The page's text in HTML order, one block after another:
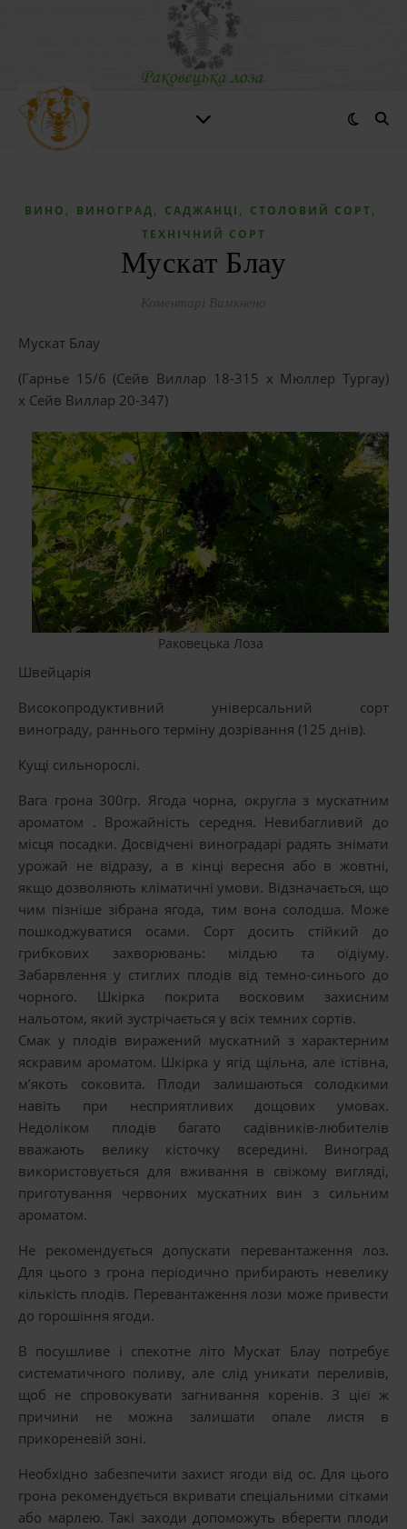
ВИНО , ВИНОГРАД, САДЖАНЦІ , СТОЛОВИЙ СОРТ,
ТЕХНІЧНИЙ СОРТ
Мускат Блау
Коментарі Вимкнено
Мускат Блау
(Гарнье 15/6 (Сейв Виллар 18-315 x Мюллер Тургау)
x Сейв Виллар 20-347)
Раковецька Лоза
Швейцарія
Високопродуктивний універсальний сорт
винограду, раннього терміну дозрівання (125 днів).
Кущі сильнорослі.
Вага грона 300гр. Ягода чорна, округла з мускатним
ароматом . Врожайність середня. Невибагливий до
місця посадки. Досвідчені виноградарі радять знімати
урожай не відразу, а в кінці вересня або в жовтні,
якщо дозволяють кліматичні умови. Відзначається, що
чим пізніше зібрана ягода, тим вона солодша. Може
пошкоджуватися осами. Сорт досить стійкий до
грибкових захворювань: мілдью та оїдіуму.
Забарвлення у стиглих плодів від темно-синього до
чорного. Шкірка покрита восковим захисним
нальотом, який зустрічається у всіх темних сортів.
Смак у плодів виражений мускатний з характерним
яскравим ароматом. Шкірка у ягід щільна, але їстівна,
м’якоть соковита. Плоди залишаються солодкими
навіть при несприятливих дощових умовах.
Недоліком плодів багато садівників-любителів
вважають велику кісточку всередині. Виноград
використовується для вживання в свіжому вигляді,
приготування червоних мускатних вин з сильним
ароматом.
Не рекомендується допускати перевантаження лоз.
Для цього з грона періодично прибирають невелику
кількість плодів. Перевантаження лози може привести
до горошіння ягоди.
В посушливе і спекотне літо Мускат Блау потребує
систематичного поливу, але слід уникати переливів,
щоб не спровокувати загнивання коренів. З цієї ж
причини не можна залишати опале листя в
прикореневій зоні.
Необхідно забезпечити захист ягоди від ос. Для цього
грона рекомендується вкривати спеціальними сітками
або марлею. Такі заходи допоможуть вберегти плоди